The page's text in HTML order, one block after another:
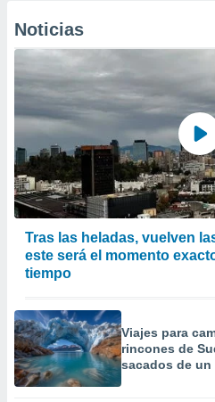
Noticias
Tras las heladas, vuelven
este será el momento
tiempo
Viajes para
rincones de
sacados de